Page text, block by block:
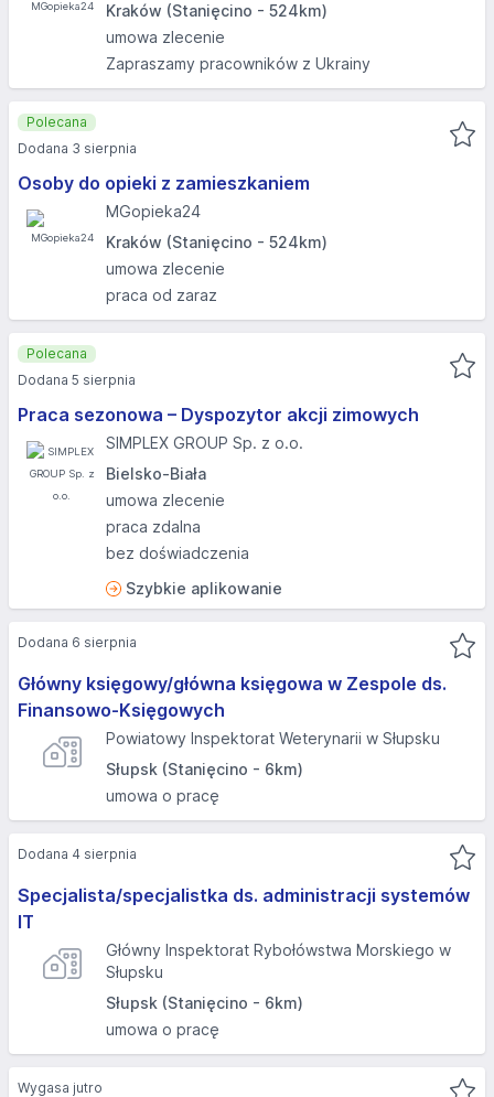
Kraków (Stanięcino - 524km)
umowa zlecenie
Zapraszamy pracowników z Ukrainy
Osoby do opieki z zamieszkaniem
MGopieka24
Kraków (Stanięcino - 524km)
umowa zlecenie
praca od zaraz
Polecana
Dodana 3 sierpnia
Praca sezonowa – Dyspozytor akcji zimowych
SIMPLEX GROUP Sp. z o.o.
Bielsko-Biała
umowa zlecenie
praca zdalna
bez doświadczenia
Szybkie aplikowanie
Polecana
Dodana 5 sierpnia
Główny księgowy/główna księgowa w Zespole ds.
Finansowo-Księgowych
Powiatowy Inspektorat Weterynarii w Słupsku
Słupsk (Stanięcino - 6km)
umowa o pracę
Dodana 6 sierpnia
Specjalista/specjalistka ds. administracji systemów
IT
Główny Inspektorat Rybołówstwa Morskiego w
Słupsku
Słupsk (Stanięcino - 6km)
umowa o pracę
Dodana 4 sierpnia
Wygasa jutro